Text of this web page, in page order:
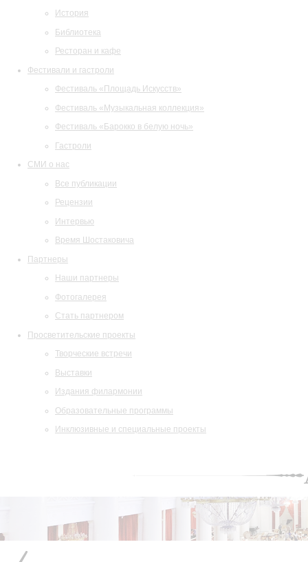
История
Библиотека
Ресторан и кафе
Фестивали и гастроли
Фестиваль «Площадь Искусств»
Фестиваль «Музыкальная коллекция»
Фестиваль «Барокко в белую ночь»
Гастроли
СМИ о нас
Все публикации
Рецензии
Интервью
Время Шостаковича
Партнеры
Наши партнеры
Фотогалерея
Стать партнером
Просветительские проекты
Творческие встречи
Выставки
Издания филармонии
Образовательные программы
Инклюзивные и специальные проекты